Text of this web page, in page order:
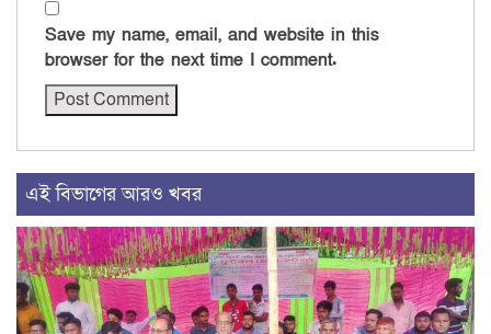
Save my name, email, and website in this
browser for the next time I comment.
এই বিভাগের আরও খবর